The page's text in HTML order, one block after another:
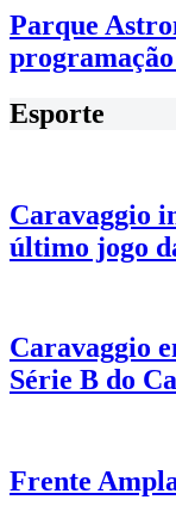
Parque
Esporte
Caravaggio
último jogo
Caravaggio
Série B do
Frente